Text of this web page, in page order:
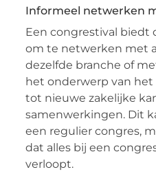
Informeel netwerken
Een congrestival biedt
om te netwerken met
dezelfde branche of
het onderwerp van het
tot nieuwe zakelijke
samenwerkingen. Dit
een regulier congres,
dat alles bij een
verloopt.